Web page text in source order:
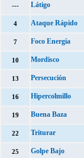
--- Látigo
4 Ataque Rápido
7 Foco Energía
10 Mordisco
13 Persecución
16 Hipercolmillo
19 Buena Baza
22 Triturar
25 Golpe Bajo